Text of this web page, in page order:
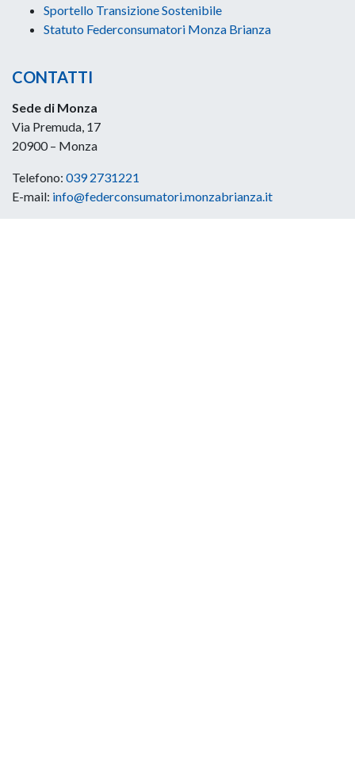
Sportello Transizione Sostenibile
Statuto Federconsumatori Monza Brianza
CONTATTI
Sede di Monza
Via Premuda, 17
20900 – Monza
Telefono: 039 2731221
E-mail: info@federconsumatori.monzabrianza.it